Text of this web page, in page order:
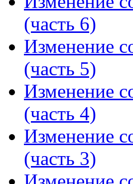
(часть 6)
Изменение
(часть 5)
Изменение
(часть 4)
Изменение
(часть 3)